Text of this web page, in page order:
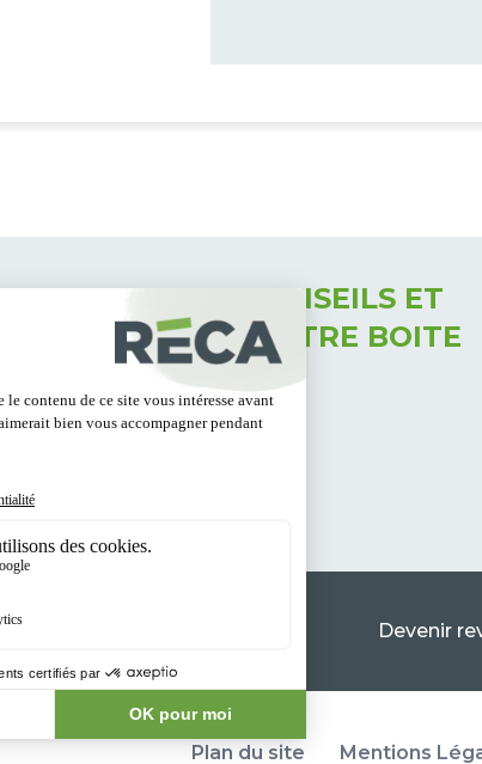
TOUS NOS CONSEILS ET
DANS VOTRE BOITE
Reca Devenir
Plan du site Mentions